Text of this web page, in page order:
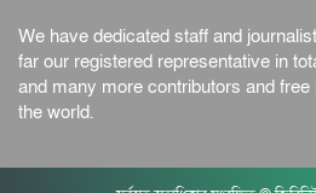
We have dedicated staff and
far our registered representative in
and many more contributors and
the world.